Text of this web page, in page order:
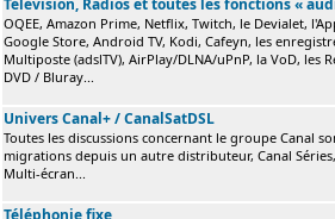
Télévision, Radios et toutes les fonctions «
OQEE, Amazon Prime, Netflix, Twitch, le Devialet,
Google Store, Android TV, Kodi, Cafeyn, les
Multiposte (adslTV), AirPlay/DLNA/uPnP, la VoD, les
DVD / Bluray...
Univers Canal+ / CanalSatDSL
Toutes les discussions concernant le groupe Canal
migrations depuis un autre distributeur, Canal
Multi-écran...
Téléphonie fixe